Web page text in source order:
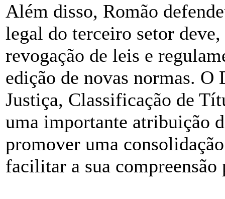
Além disso, Romão
legal do terceiro setor
revogação de leis e
edição de novas normas.
Justiça, Classificação de
uma importante atribuição
promover uma
facilitar a sua compreensão